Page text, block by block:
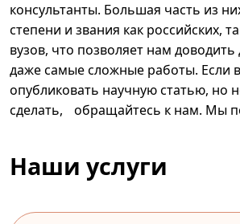
консультанты. Большая часть из
степени и звания как российских,
вузов, что позволяет нам
даже самые сложные работы. Если
опубликовать научную статью, но
сделать, обращайтесь к нам. Мы
Наши услуги